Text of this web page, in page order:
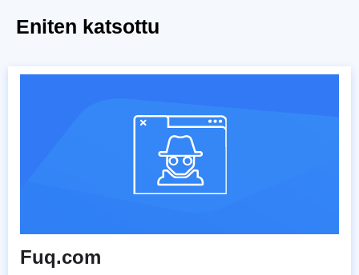
Eniten katsottu
Fuq.com